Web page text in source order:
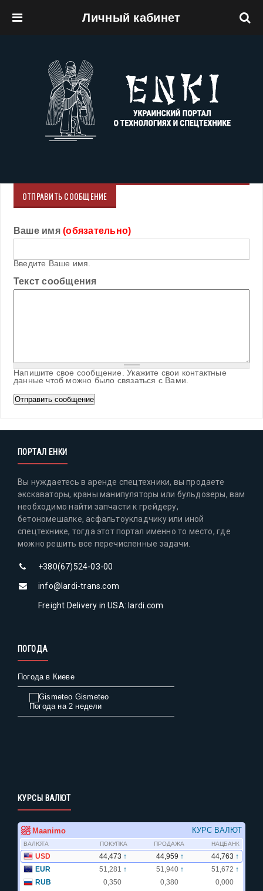
Личный кабинет
ОТПРАВИТЬ СООБЩЕНИЕ
Ваше имя(обязательно)
Введите Ваше имя.
Текст сообщения
Напишите свое сообщение. Укажите свои контактные
данные чтоб можно было связаться с Вами.
ПОРТАЛ ЕНКИ
Вы нуждаетесь в аренде спецтехники, вы продаете
экскаваторы, краны манипуляторы или бульдозеры, вам
необходимо найти запчасти к грейдеру,
бетономешалке, асфальтоукладчику или иной
спецтехнике, тогда этот портал именно то место, где
можно решить все перечисленные задачи.
+380(67)524-03-00
info@lardi-trans.com
Freight Delivery in USA: lardi.com
ПОГОДА
Погода в Киеве
Gismeteo
Погода на 2 недели
КУРСЫ ВАЛЮТ